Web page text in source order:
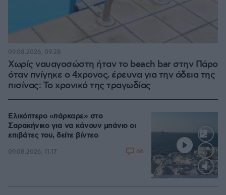
Χωρίς ναυαγοσώστη ήταν το beach bar στην Πάρο
όταν πνίγηκε ο 4χρονος, έρευνα για την άδεια της
πισίνας: Το χρονικό της τραγωδίας
09.08.2026, 09:28
Loaded
Ελικόπτερο «πάρκαρε» στο
Σαρακήνικο για να κάνουν μπάνιο οι
επιβάτες του, δείτε βίντεο
09.08.2026, 11:17 66